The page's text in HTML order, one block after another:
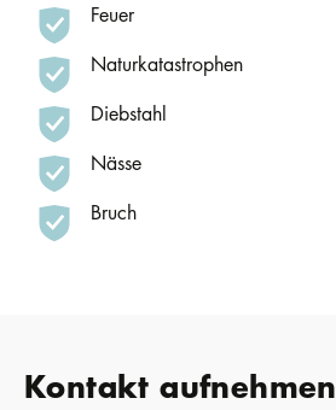
Feuer
Naturkatastrophen
Diebstahl
Nässe
Bruch
Kontakt aufnehmen